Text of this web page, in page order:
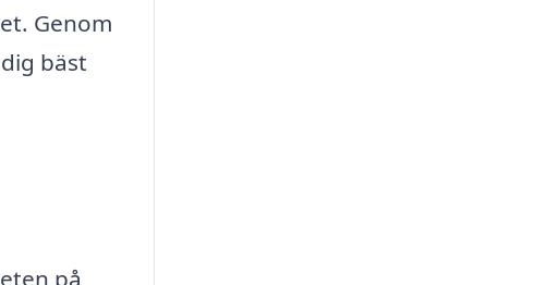
Genom
bäst
på